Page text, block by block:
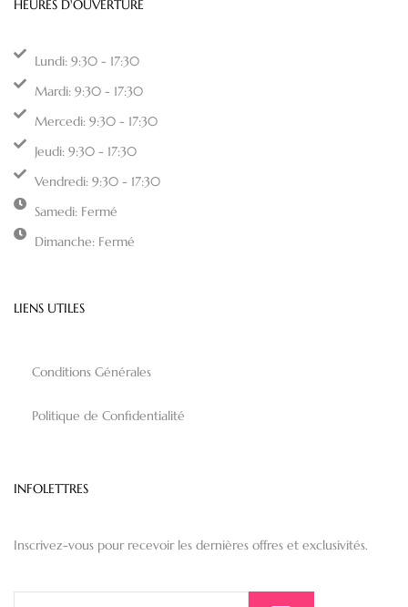
HEURES D'OUVERTURE
Lundi: 9:30 - 17:30
Mardi: 9:30 - 17:30
Mercedi: 9:30 - 17:30
Jeudi: 9:30 - 17:30
Vendredi: 9:30 - 17:30
Samedi: Fermé
Dimanche: Fermé
LIENS UTILES
Conditions Générales
Politique de Confidentialité
INFOLETTRES
Inscrivez-vous pour recevoir les dernières offres et exclusivités.